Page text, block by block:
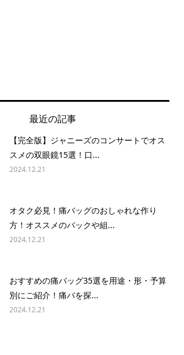
最近の記事
【完全版】ジャニーズのコンサートでオス
スメの双眼鏡15選！口...
2024.12.21
オタク必見！痛バッグのおしゃれな作り
方！オススメのバックや組...
2024.12.21
おすすめの痛バッグ35選を用途・形・予算
別にご紹介！痛バを探...
2024.12.21